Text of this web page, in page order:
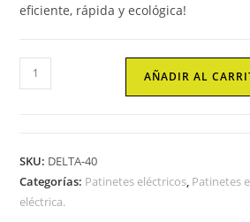
eficiente, rápida y ecológica!
Delta
4000W
eléctrico
4000W
60V
AÑADIR AL
SKU: DELTA-40
Categorías: Patinetes eléctricos, Patinetes
eléctrica.